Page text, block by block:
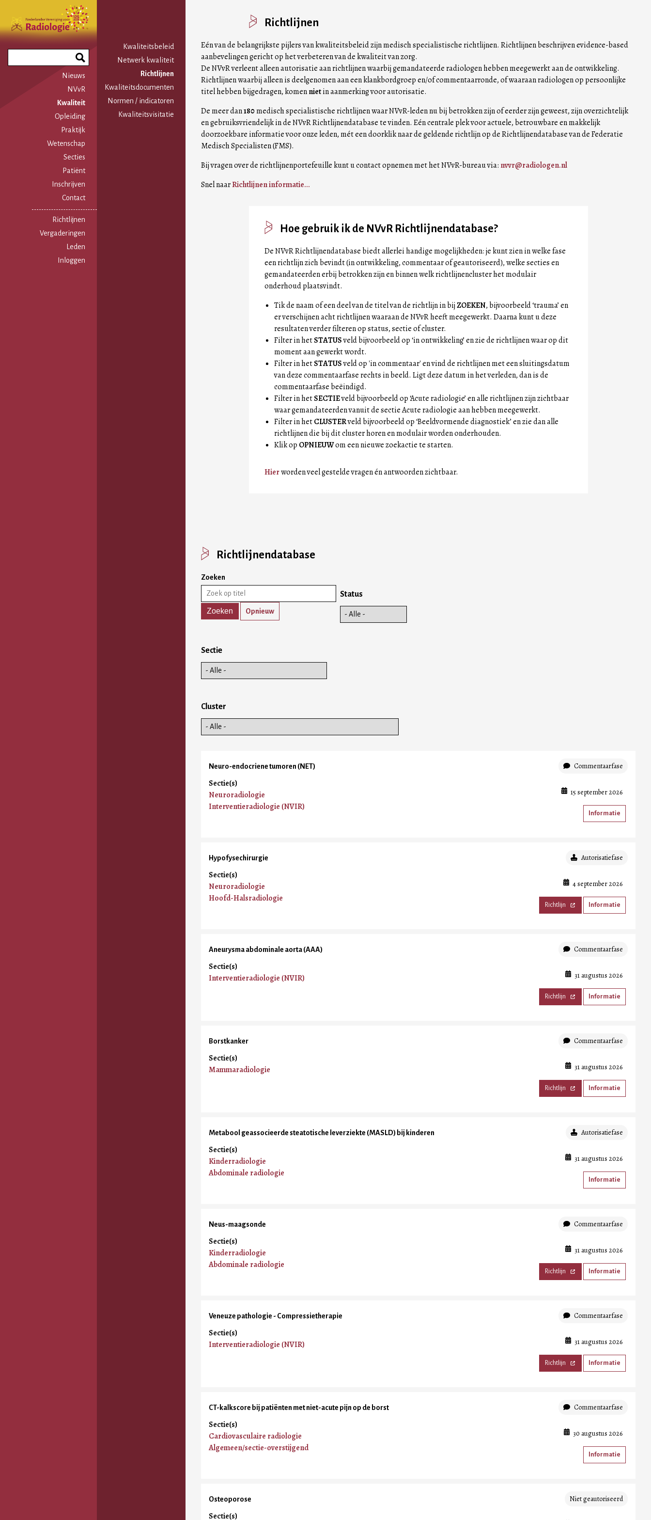
naar
de
inhoud
gaan
Phrase
Nieuws
NVvR
Kwaliteit
Opleiding
Praktijk
Wetenschap
Secties
Patiënt
Inschrijven
Contact
Gebruikersmenu
Richtlijnen
Vergaderingen
Leden
Inloggen
Hoofdnavigatie
Kwaliteitsbeleid
Netwerk kwaliteit
Richtlijnen
Kwaliteitsdocumenten
Normen / indicatoren
Kwaliteitsvisitatie
Richtlijnen
Eén van de belangrijkste pijlers van kwaliteitsbeleid zijn medisch specialistische richtlijnen. Richtlijnen beschrijven evidence-based
aanbevelingen gericht op het verbeteren van de kwaliteit van zorg.
De NVvR verleent alleen autorisatie aan richtlijnen waarbij gemandateerde radiologen hebben meegewerkt aan de ontwikkeling.
Richtlijnen waarbij alleen is deelgenomen aan een klankbordgroep en/of commentaarronde, of waaraan radiologen op persoonlijke
titel hebben bijgedragen, komennietin aanmerking voor autorisatie.
De meer dan180medisch specialistische richtlijnen waar NVvR-leden nu bij betrokken zijn of eerder zijn geweest, zijn overzichtelijk
en gebruiksvriendelijk in de NVvR Richtlijnendatabase te vinden. Eén centrale plek voor actuele, betrouwbare en makkelijk
doorzoekbare informatie voor onze leden, mét een doorklik naar de geldende richtlijn op de Richtlijnendatabase van de Federatie
Medisch Specialisten (FMS).
Bij vragen over de richtlijnenportefeuille kunt u contact opnemen met het NVvR-bureau via: nvvr@radiologen.nl
Snel naarRichtlijnen informatie...
Hoe gebruik ik de NVvR Richtlijnendatabase?
De NVvR Richtlijnendatabase biedt allerlei handige mogelijkheden: je kunt zien in welke fase
een richtlijn zich bevindt (in ontwikkeling, commentaar of geautoriseerd), welke secties en
gemandateerden erbij betrokken zijn en binnen welk richtlijnencluster het modulair
onderhoud plaatsvindt.
Tik de naam of een deel van de titel van de richtlijn in bijZOEKEN, bijvoorbeeld ‘trauma’ en
er verschijnen acht richtlijnen waaraan de NVvR heeft meegewerkt. Daarna kunt u deze
resultaten verder filteren op status, sectie of cluster.
Filter in hetSTATUSveld bijvoorbeeld op ‘in ontwikkeling’ en zie de richtlijnen waar op dit
moment aan gewerkt wordt.
Filter in hetSTATUSveld op 'in commentaar' en vind de richtlijnen met een sluitingsdatum
van deze commentaarfase rechts in beeld. Ligt deze datum in het verleden, dan is de
commentaarfase beëindigd.
Filter in hetSECTIEveld bijvoorbeeld op ‘Acute radiologie’ en alle richtlijnen zijn zichtbaar
waar gemandateerden vanuit de sectie Acute radiologie aan hebben meegewerkt.
Filter in hetCLUSTERveld bijvoorbeeld op ‘Beeldvormende diagnostiek’ en zie dan alle
richtlijnen die bij dit cluster horen en modulair worden onderhouden.
Klik op OPNIEUWom een nieuwe zoekactie te starten.
Hierworden veel gestelde vragen én antwoorden zichtbaar.
Richtlijnendatabase
Zoeken
Opnieuw
Status
Sectie
Cluster
Neuro-endocriene tumoren (NET) Commentaarfase
Sectie(s)
Neuroradiologie
Interventieradiologie (NVIR)
15 september 2026
Informatie
Hypofysechirurgie Autorisatiefase
Sectie(s)
Neuroradiologie
Hoofd-Halsradiologie
4 september 2026
Richtlijn Informatie
Aneurysma abdominale aorta (AAA) Commentaarfase
Sectie(s)
Interventieradiologie (NVIR)
31 augustus 2026
Richtlijn Informatie
Borstkanker Commentaarfase
Sectie(s)
Mammaradiologie
31 augustus 2026
Richtlijn Informatie
Metabool geassocieerde steatotische leverziekte (MASLD) bij kinderen Autorisatiefase
Sectie(s)
Kinderradiologie
Abdominale radiologie
31 augustus 2026
Informatie
Neus-maagsonde Commentaarfase
Sectie(s)
Kinderradiologie
Abdominale radiologie
31 augustus 2026
Richtlijn Informatie
Veneuze pathologie - Compressietherapie Commentaarfase
Sectie(s)
Interventieradiologie (NVIR)
31 augustus 2026
Richtlijn Informatie
CT-kalkscore bij patiënten met niet-acute pijn op de borst Commentaarfase
Sectie(s)
Cardiovasculaire radiologie
Algemeen/sectie-overstijgend
30 augustus 2026
Informatie
Osteoporose Niet geautoriseerd
Sectie(s)